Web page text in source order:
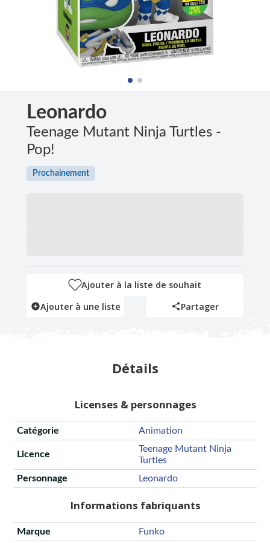
Leonardo
Teenage Mutant Ninja Turtles -
Pop!
Prochainement
Ajouter à la liste de souhait
Ajouter à une liste
Partager
Détails
Licenses & personnages
Catégorie Animation
Licence
Teenage Mutant Ninja
Turtles
Personnage
Leonardo
Informations fabriquants
Marque Funko